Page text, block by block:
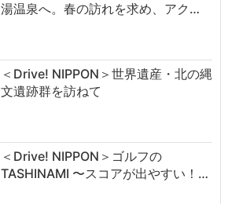
湯温泉へ。春の訪れを求め、アク…
＜Drive! NIPPON＞世界遺産・北の縄
文遺跡群を訪ねて
＜Drive! NIPPON＞ゴルフの
TASHINAMI 〜スコアが出やすい！…